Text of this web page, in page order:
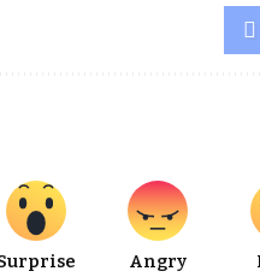
Angry